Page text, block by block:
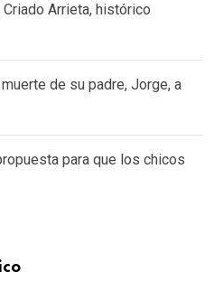
Arrieta, histórico
de su padre, Jorge, a
para que los chicos